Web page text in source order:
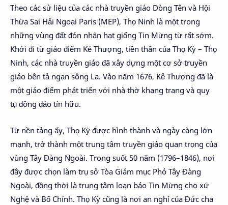
Theo các sử liệu của các nhà truyền giáo Dòng Tên và Hội
Thừa Sai Hải Ngoại Paris (MEP), Thọ Ninh là một trong
những vùng đất đón nhận hạt giống Tin Mừng từ rất sớm.
Khởi đi từ giáo điểm Kẻ Thượng, tiền thân của Thọ Kỳ – Thọ
Ninh, các nhà truyền giáo đã xây dựng một cơ sở truyền
giáo bên tả ngạn sông La. Vào năm 1676, Kẻ Thượng đã là
một giáo điểm phát triển với nhà thờ khang trang và quy
tụ đông đảo tín hữu.
Từ nền tảng ấy, Thọ Kỳ được hình thành và ngày càng lớn
mạnh, trở thành một trung tâm truyền giáo quan trọng của
vùng Tây Đàng Ngoài. Trong suốt 50 năm (1796–1846), nơi
đây được chọn làm trụ sở Tòa Giám mục Phó Tây Đàng
Ngoài, đồng thời là trung tâm loan báo Tin Mừng cho xứ
Nghệ và Bố Chính. Thọ Kỳ cũng là nơi an nghỉ của Đức cha